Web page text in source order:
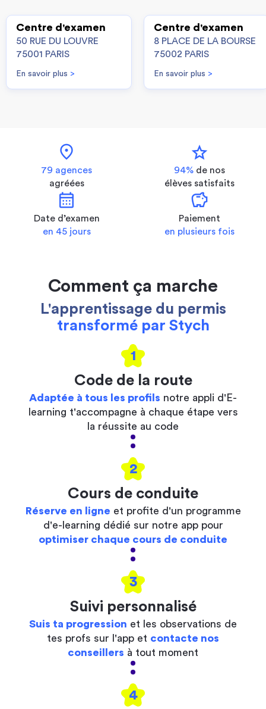
Centre d'examen
50 RUE DU LOUVRE
75001 PARIS
En savoir plus >
Centre d'examen
8 PLACE DE LA BOURSE
75002 PARIS
En savoir plus >
location_on
79 agences
agréées
star
94% de nos
élèves satisfaits
calendar_month
Date d’examen
en 45 jours
savings
Paiement
en plusieurs fois
Comment ça marche
L'apprentissage du permis
transformé par Stych
1
Code de la route
Adaptée à tous les profils notre appli d'E-
learning t'accompagne à chaque étape vers
la réussite au code
2
Cours de conduite
Réserve en ligne et profite d'un programme
d'e-learning dédié sur notre app pour
optimiser chaque cours de conduite
3
Suivi personnalisé
Suis ta progression et les observations de
tes profs sur l'app et contacte nos
conseillers à tout moment
4